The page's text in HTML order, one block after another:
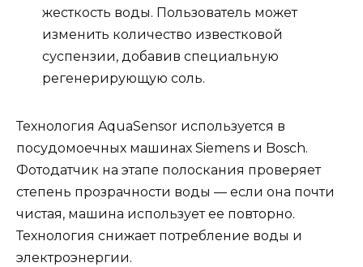
жесткость воды. Пользователь может
изменить количество известковой
суспензии, добавив специальную
регенерирующую соль.
Технология AquaSensor используется в
посудомоечных машинах Siemens и Bosch.
Фотодатчик на этапе полоскания проверяет
степень прозрачности воды — если она почти
чистая, машина использует ее повторно.
Технология снижает потребление воды и
электроэнергии.